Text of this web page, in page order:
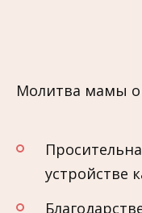
Молитва мамы о
устройстве